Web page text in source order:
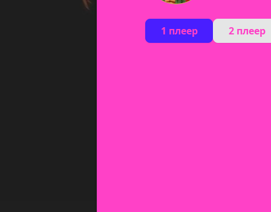
1 плеер 2 плеер